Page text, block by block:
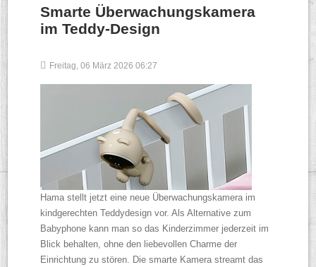
Smarte Überwachungskamera
im Teddy-Design
Freitag, 06 März 2026 06:27
Hama stellt jetzt eine neue Überwachungskamera im
kindgerechten Teddydesign vor. Als Alternative zum
Babyphone kann man so das Kinderzimmer jederzeit im
Blick behalten, ohne den liebevollen Charme der
Einrichtung zu stören. Die smarte Kamera streamt das